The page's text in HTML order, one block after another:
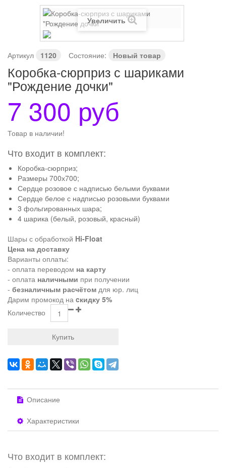
Увеличить
Артикул 1120 Состояние: Новый товар
Коробка-сюрприз с шариками
"Рождение дочки"
7 300 руб
Товар в наличии!
Что входит в комплект:
Коробка-сюрприз;
Размеры 700х700;
Сердце розовое с надписью белыми буквами
Сердце белое с надписью розовыми буквами
3 фольгированных шара;
4 шарика (белый, розовый, красный)
Шары с обработкой Hi-Float
Цена на доставку
Варианты оплаты:
- оплата переводом на карту
- оплата наличными при получении
- безналичным расчётом для юр. лиц
Дарим промокод на cкидку 5%
Количество
Купить
Описание
Характеристики
Что входит в комплект: